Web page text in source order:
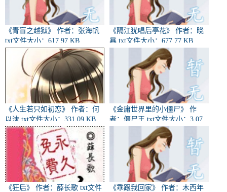
《青盲之越狱》 作者：张海帆
txt文件大小：617.97 KB
《隔江犹唱后亭花》 作者：晓
暴 txt文件大小：677.77 KB
《人生若只如初恋》 作者：何
以沫 txt文件大小：331.09 KB
《金庸世界里的小僵尸》 作
者：僵尸王 txt文件大小：3.07
MB
《狂后》 作者：薛长歌 txt文件
《乖跟我回家》 作者：木西年